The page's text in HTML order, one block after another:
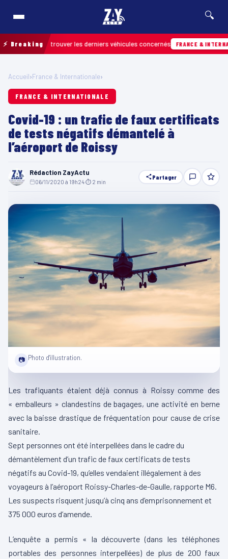
🔍
⚡ Breaking
pour retrouver les derniers véhicules concernés FRANCE &
Accueil›France & Internationale›
FRANCE & INTERNATIONALE
Covid-19 : un trafic de faux certificats
de tests négatifs démantelé à
l’aéroport de Roissy
Rédaction ZayActu
06/11/2020 à 19h24⏱ 2 min
Partager
📷 Photo d'illustration.
Les trafiquants étaient déjà connus à Roissy comme des
« emballeurs » clandestins de bagages, une activité en berne
avec la baisse drastique de fréquentation pour cause de crise
sanitaire.
Sept personnes ont été interpellées dans le cadre du
démantèlement d’un trafic de faux certificats de tests
négatifs au Covid-19, qu’elles vendaient illégalement à des
voyageurs à l’aéroport Roissy-Charles-de-Gaulle, rapporte M6.
Les suspects risquent jusqu’à cinq ans d’emprisonnement et
375 000 euros d’amende.
L’enquête a permis « la découverte (dans les téléphones
portables des personnes interpellées) de plus de 200 faux